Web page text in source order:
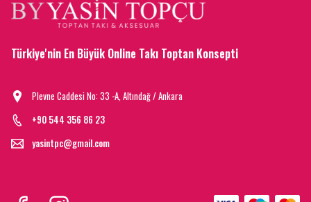
Türkiye'nin En Büyük Online Takı Toptan Konsepti
Plevne Caddesi No: 33 -A, Altındağ / Ankara
+90 544 356 86 23
yasintpc@gmail.com